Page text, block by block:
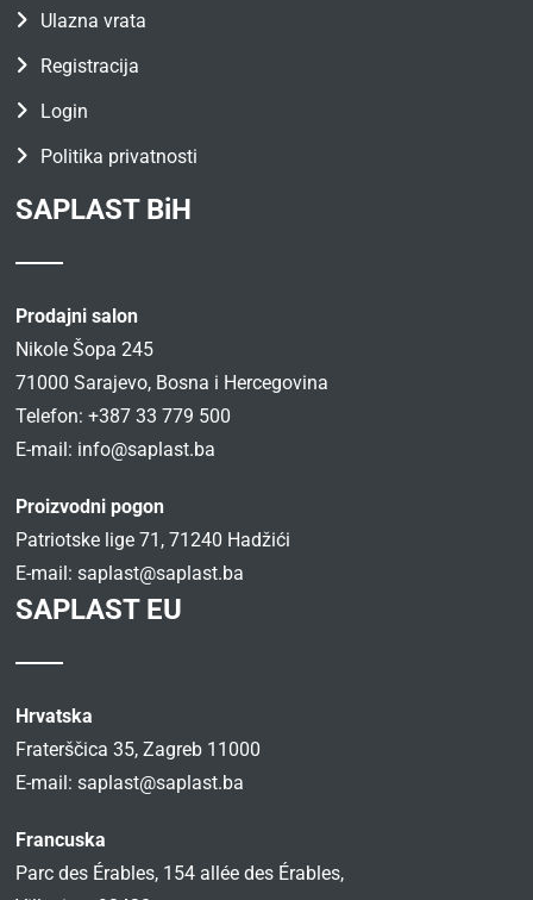
Ulazna vrata
Registracija
Login
Politika privatnosti
SAPLAST BiH
Prodajni salon
Nikole Šopa 245
71000 Sarajevo, Bosna i Hercegovina
Telefon: +387 33 779 500
E-mail: info@saplast.ba
Proizvodni pogon
Patriotske lige 71, 71240 Hadžići
E-mail:saplast@saplast.ba
SAPLAST EU
Hrvatska
Fraterščica 35, Zagreb 11000
E-mail:saplast@saplast.ba
Francuska
Parc des Érables, 154 allée des Érables,